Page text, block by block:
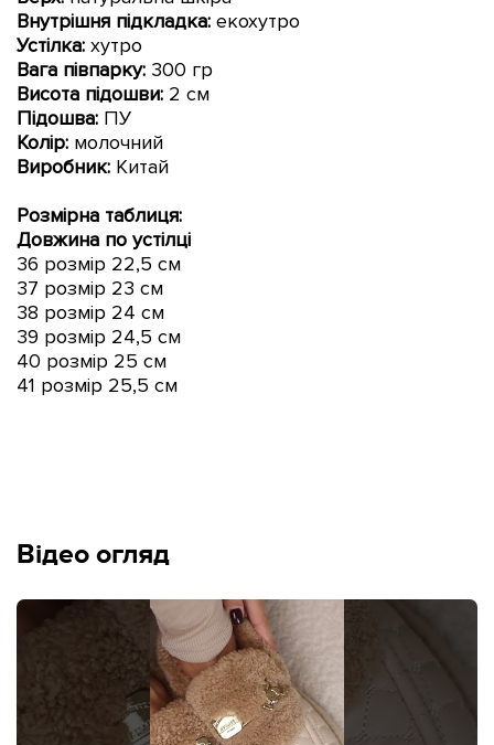
Внутрішня підкладка: екохутро
Устілка: хутро
Вага півпарку: 300 гр
Висота підошви: 2 см
Підошва: ПУ
Колір: молочний
Виробник: Китай
Розмірна таблиця:
Довжина по устілці
36 розмір 22,5 см
37 розмір 23 см
38 розмір 24 см
39 розмір 24,5 см
40 розмір 25 см
41 розмір 25,5 см
Відео огляд